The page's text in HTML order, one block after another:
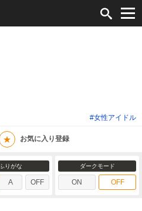
#女性アイドル
★ お気に入り登録
ふりがな
A OFF
ダークモード
ON OFF